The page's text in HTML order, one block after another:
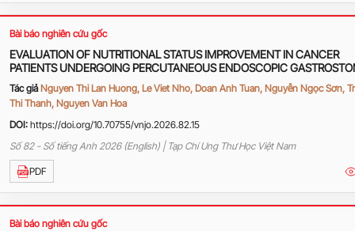
Bài báo nghiên cứu gốc
EVALUATION OF NUTRITIONAL STATUS IMPROVEMENT IN CANCER
PATIENTS UNDERGOING PERCUTANEOUS ENDOSCOPIC
(PEG)
Tác giả Nguyen Thi Lan Huong, Le Viet Nho, Doan Anh Tuan, Nguyễn Ngọc Sơn,
Thi Thanh, Nguyen Van Hoa
DOI: https://doi.org/10.70755/vnjo.2026.82.15
Số 82 - Số tiếng Anh 2026 (English) | Tạp Chí Ung Thư Học Việt Nam
PDF
Bài báo nghiên cứu gốc